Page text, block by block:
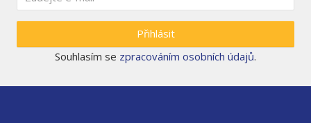
Přihlásit
Souhlasím se zpracováním osobních údajů.